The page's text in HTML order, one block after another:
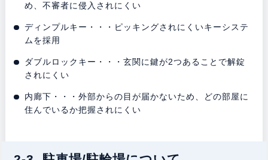
め、不審者に侵入されにくい
ディンプルキー・・・ピッキングされにくいキーシステ
ムを採用
ダブルロックキー・・・玄関に鍵が2つあることで解錠
されにくい
内廊下・・・外部からの目が届かないため、どの部屋に
住んでいるか把握されにくい